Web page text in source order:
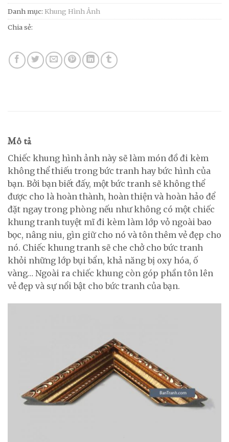
Danh mục: Khung Hình Ảnh
Chia sẻ:
Mô tả
Chiếc khung hình ảnh này sẽ làm món đồ đi kèm
không thể thiếu trong bức tranh hay bức hình của
bạn. Bởi bạn biết đấy, một bức tranh sẽ không thể
được cho là hoàn thành, hoàn thiện và hoàn hảo để
đặt ngay trong phòng nếu như không có một chiếc
khung tranh tuyệt mĩ đi kèm làm lớp vỏ ngoài bao
bọc, nâng niu, gìn giữ cho nó và tôn thêm vẻ đẹp cho
nó. Chiếc khung tranh sẽ che chở cho bức tranh
khỏi những lớp bụi bẩn, khả năng bị oxy hóa, ố
vàng… Ngoài ra chiếc khung còn góp phần tôn lên
vẻ đẹp và sự nổi bật cho bức tranh của bạn.